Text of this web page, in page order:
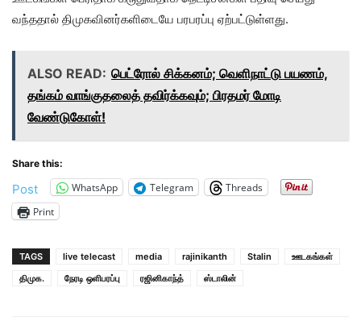
வந்ததால் திமுகவினர்களிடையே பரபரப்பு ஏற்பட்டுள்ளது.
ALSO READ: பெட்ரோல் சிக்கனம்; வெளிநாட்டு பயணம்,
தங்கம் வாங்குதலைத் தவிர்க்கவும்; பிரதமர் மோடி
வேண்டுகோள்!
Share this:
Post WhatsApp Telegram
Threads
Print
TAGS live telecast media rajinikanth Stalin
ஊடகங்கள்
திமுக.
நேரடி ஒளிபரப்பு ரஜினிகாந்த் ஸ்டாலின்